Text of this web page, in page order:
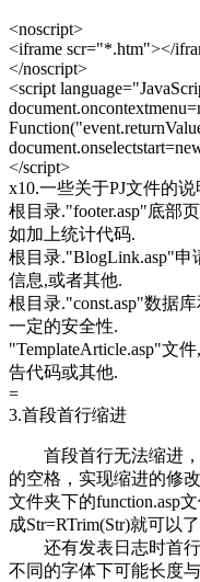
<noscript>
<iframe scr="*.htm"></
</noscript>
<script
</script>
x10.一些关于PJ文件的说
根目录."footer.asp"底部
如加上统计代码.
根目录."BlogLink.asp"
信息,或者其他.
根目录."const.asp"数据
一定的安全性.
"TemplateArticle.asp"文
告代码或其他.
=
3.首段首行缩进
首段首行无法缩进，
的空格，实现缩进的修
文件夹下的function.asp
成Str=RTrim(Str)就可以了
还有发表日志时首行
不同的字体下可能长度